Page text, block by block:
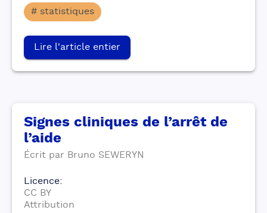
# statistiques
Lire l'article entier
Signes cliniques de l’arrêt de
l’aide
Écrit par Bruno SEWERYN
Licence:
CC BY
Attribution